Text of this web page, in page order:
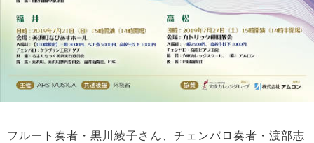
フルート奏者・黒川綾子さん、チェンバロ奏者・渡部志